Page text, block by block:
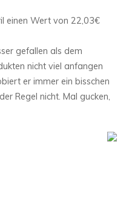
einen Wert von 22,03€
gefallen als dem
nicht viel anfangen
er immer ein bisschen
Regel nicht. Mal gucken,